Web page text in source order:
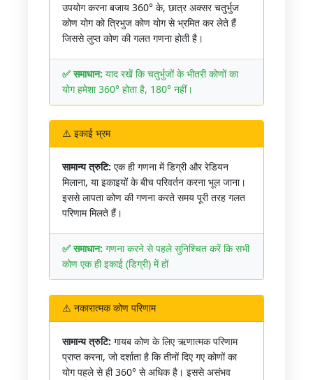
उपयोग करना बजाय 360° के, छात्र अक्सर चतुर्भुज
कोण योग को त्रिभुज कोण योग से भ्रमित कर लेते हैं
जिससे लुप्त कोण की गलत गणना होती है।
✅ समाधान: याद रखें कि चतुर्भुजों के भीतरी कोणों का
योग हमेशा 360° होता है, 180° नहीं।
⚠️ इकाई भ्रम
सामान्य त्रुटि: एक ही गणना में डिग्री और रेडियन
मिलाना, या इकाइयों के बीच परिवर्तन करना भूल जाना।
इससे लापता कोण की गणना करते समय पूरी तरह गलत
परिणाम मिलते हैं।
✅ समाधान: गणना करने से पहले सुनिश्चित करें कि सभी
कोण एक ही इकाई (डिग्री) में हों
⚠️ नकारात्मक कोण परिणाम
सामान्य त्रुटि: गायब कोण के लिए ऋणात्मक परिणाम
प्राप्त करना, जो दर्शाता है कि तीनों दिए गए कोणों का
योग पहले से ही 360° से अधिक है। इससे असंभव